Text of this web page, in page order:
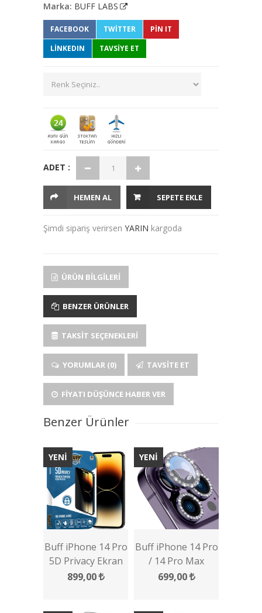
Marka: BUFF LABS
FACEBOOK TWITTER
PIN IT
LINKEDIN
TAVSİYE ET
ADET :
HEMEN AL SEPETE EKLE
Şimdi sipariş verirsen YARIN kargoda
ÜRÜN BILGILERI
BENZER ÜRÜNLER
TAKSIT SEÇENEKLERI
YORUMLAR (0) TAVSITE ET
FIYATI DÜŞÜNCE HABER VER
Benzer Ürünler
YENİ
Buff iPhone 14 Pro
5D Privacy Ekran
Koruyucu
899,00
YENİ
Buff iPhone 14 Pro
/ 14 Pro Max
Diamond Lens
699,00